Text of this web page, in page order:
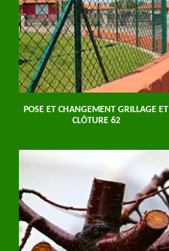
POSE ET CHANGEMENT GRILLAGE ET
CLÔTURE 62